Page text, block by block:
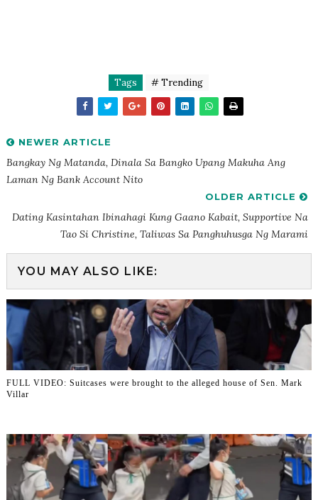
Tags # Trending
NEWER ARTICLE
Bangkay Ng Matanda, Dinala Sa Bangko Upang Makuha Ang
Laman Ng Bank Account Nito
OLDER ARTICLE
Dating Kasintahan Ibinahagi Kung Gaano Kabait, Supportive Na
Tao Si Christine, Taliwas Sa Panghuhusga Ng Marami
YOU MAY ALSO LIKE:
FULL VIDEO: Suitcases were brought to the alleged house of Sen. Mark
Villar